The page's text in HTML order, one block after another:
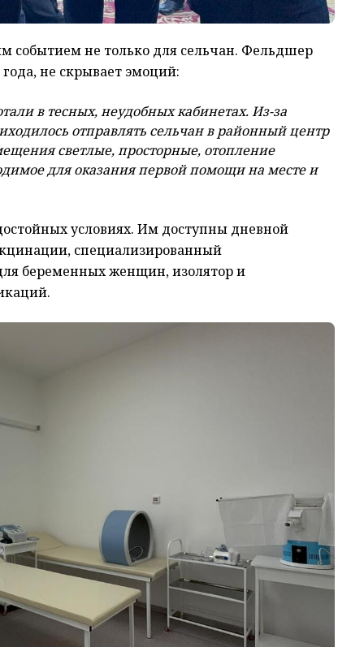
событием не только для сельчан. Фельдшер
не скрывает эмоций:
в тесных, неудобных кабинетах. Из-за
отправлять сельчан в районный центр
светлые, просторные, отопление
для оказания первой помощи на месте и
условиях. Им доступны дневной
специализированный
беременных женщин, изолятор и